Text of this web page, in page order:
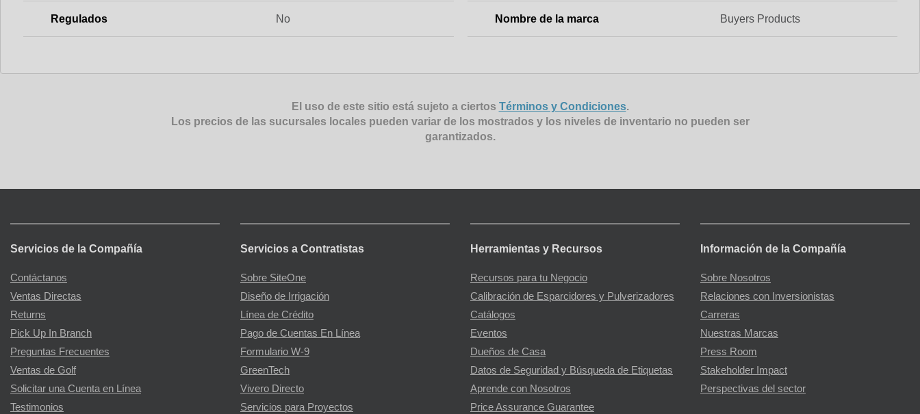
Regulados No Nombre de la marca Buyers Products
El uso de este sitio está sujeto a ciertos Términos y Condiciones.
Los precios de las sucursales locales pueden variar de los mostrados y los niveles de inventario no pueden ser
garantizados.
Servicios de la Compañía
Contáctanos
Ventas Directas
Returns
Pick Up In Branch
Preguntas Frecuentes
Ventas de Golf
Solicitar una Cuenta en Línea
Testimonios
Servicios a Contratistas
Sobre SiteOne
Diseño de Irrigación
Línea de Crédito
Pago de Cuentas En Línea
Formulario W-9
GreenTech
Vivero Directo
Servicios para Proyectos
Herramientas y Recursos
Recursos para tu Negocio
Calibración de Esparcidores y Pulverizadores
Catálogos
Eventos
Dueños de Casa
Datos de Seguridad y Búsqueda de Etiquetas
Aprende con Nosotros
Price Assurance Guarantee
Información de la Compañía
Sobre Nosotros
Relaciones con Inversionistas
Carreras
Nuestras Marcas
Press Room
Stakeholder Impact
Perspectivas del sector